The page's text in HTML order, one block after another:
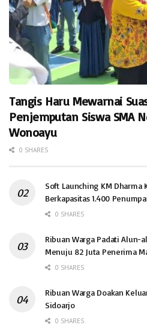
Tangis Haru Mewarnai
Penjemputan Siswa SMA
Wonoayu
0 SHARES
Soft Launching KM Dharma
Berkapasitas 1.400
0 SHARES
Ribuan Warga Padati Alun-
Menuju 82 Juta Penerima
0 SHARES
Ribuan Warga Doakan
Sidoarjo
0 SHARES